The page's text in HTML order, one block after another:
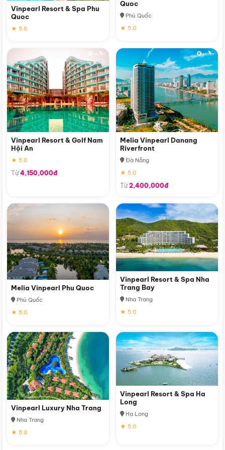
Vinpearl Resort & Spa Phu
Quoc
★ 5.0
Quoc
Phú Quốc
★ 5.0
Vinpearl Resort & Golf Nam
Hội An
★ 5.0
Từ4,150,000đ
Melia Vinpearl Danang
Riverfront
Đà Nẵng
★ 5.0
Từ2,400,000đ
Melia Vinpearl Phu Quoc
Phú Quốc
★ 5.0
Vinpearl Resort & Spa Nha
Trang Bay
Nha Trang
★ 5.0
Vinpearl Luxury Nha Trang
Nha Trang
★ 5.0
Vinpearl Resort & Spa Ha
Long
Hạ Long
★ 5.0